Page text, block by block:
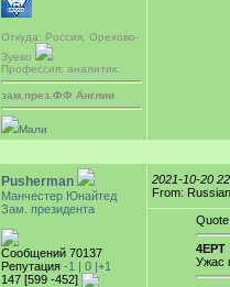
Откуда: Россия, Орехово-
Зуево
Профессия: аналитик
зам.през.ФФ Англии
Мали
Pusherman
Манчестер Юнайтед
Зам. президента
Сообщений 70137
Репутация -1 | 0 |+1
147 [599 -452]
2021-10-20
From:
Quote
4EPT
Ужас